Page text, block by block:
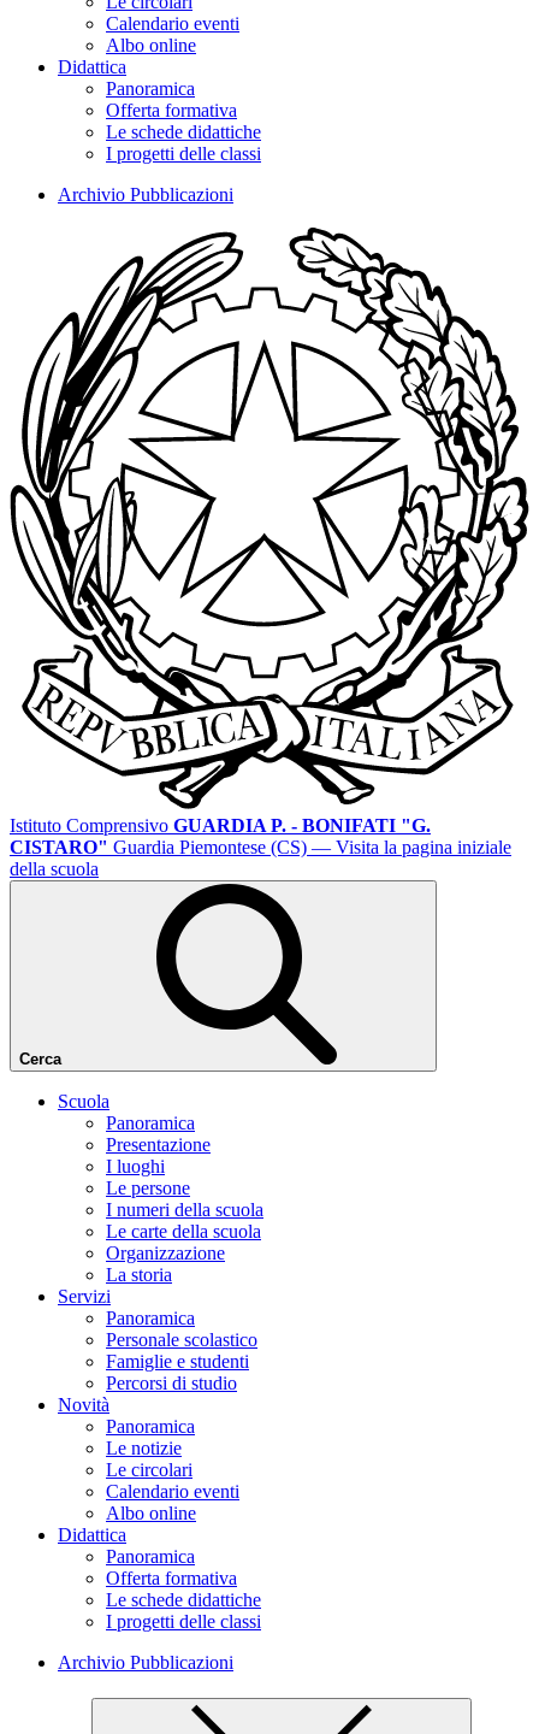
Calendario eventi
Albo online
Didattica
Panoramica
Offerta formativa
Le schede didattiche
I progetti delle classi
Archivio Pubblicazioni
Istituto Comprensivo GUARDIA P. - BONIFATI "G.
CISTARO" Guardia Piemontese (CS) — Visita la pagina iniziale
della scuola
Cerca
Scuola
Panoramica
Presentazione
I luoghi
Le persone
I numeri della scuola
Le carte della scuola
Organizzazione
La storia
Servizi
Panoramica
Personale scolastico
Famiglie e studenti
Percorsi di studio
Novità
Panoramica
Le notizie
Le circolari
Calendario eventi
Albo online
Didattica
Panoramica
Offerta formativa
Le schede didattiche
I progetti delle classi
Archivio Pubblicazioni